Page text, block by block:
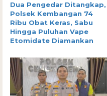
Dua Pengedar Ditangkap,
Polsek Kembangan 74
Ribu Obat Keras, Sabu
Hingga Puluhan Vape
Etomidate Diamankan